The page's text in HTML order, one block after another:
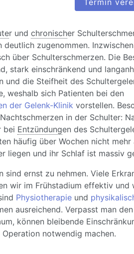
Termin
r und chronischer
deutlich zugenommen.
über Schulterschmerzen. Die
stark einschränkend und
und die Steifheit des
weshalb sich Patienten bei den
der Gelenk-Klinik vorstellen.
in der Schulter:
bei Entzündungen des
häufig über Wochen nicht mehr
liegen und ihr Schlaf ist massiv
sind ernst zu nehmen. Viele
wir im Frühstadium effektiv und
Physiotherapieund
ausreichend. Verpasst man
können bleibende
notwendig machen.